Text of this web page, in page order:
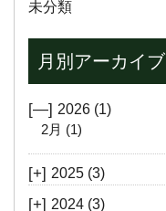
未分類
月別アーカイブ
[—] 2026 (1)
2月 (1)
[+] 2025 (3)
[+] 2024 (3)